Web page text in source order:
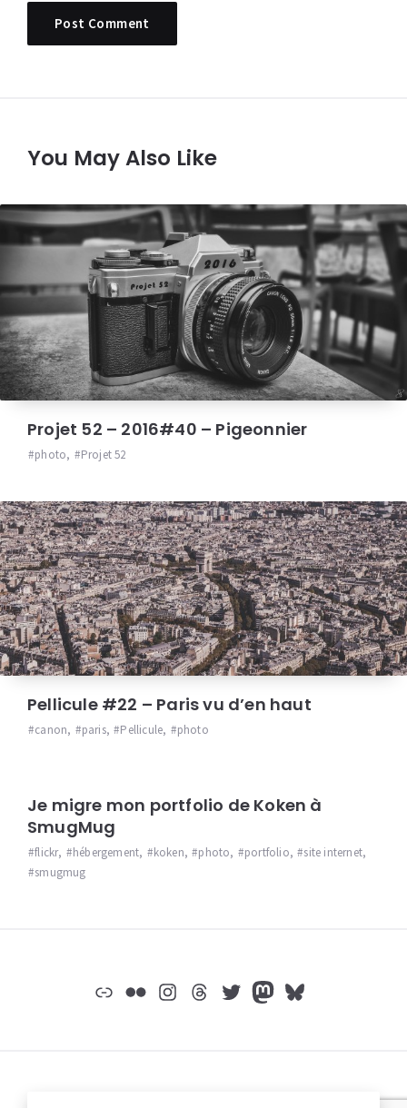
You May Also Like
Projet 52 – 2016#40 – Pigeonnier
photo, Projet 52
Pellicule #22 – Paris vu d’en haut
canon, paris, Pellicule, photo
Je migre mon portfolio de Koken à
SmugMug
flickr, hébergement, koken, photo, portfolio, site internet,
smugmug
LienFlickrInstagram
Threads
Twitter
Mastodon
Bluesky